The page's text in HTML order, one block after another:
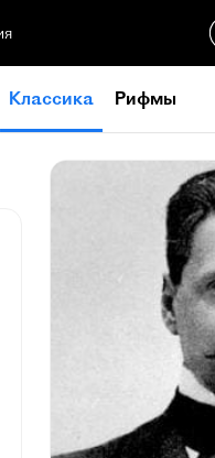
Классика Рифмы